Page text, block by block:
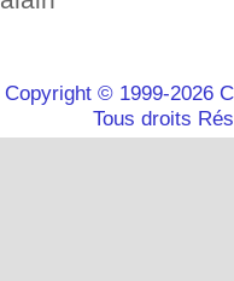
Copyright © 1999-2026
Tous droits